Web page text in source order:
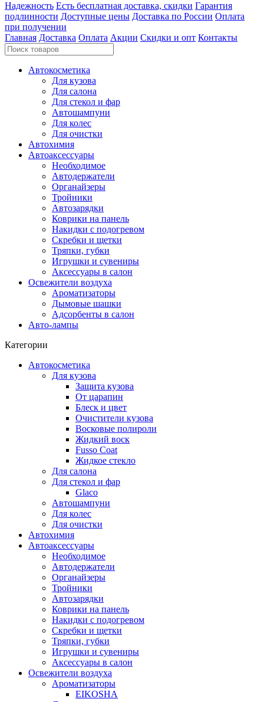
Надежность Есть бесплатная доставка, скидки Гарантия
подлинности Доступные цены Доставка по России Оплата
при получении
Главная Доставка Оплата Акции Скидки и опт Контакты
Автокосметика
Для кузова
Для салона
Для стекол и фар
Автошампуни
Для колес
Для очистки
Автохимия
Автоаксессуары
Необходимое
Автодержатели
Органайзеры
Тройники
Автозарядки
Коврики на панель
Накидки с подогревом
Скребки и щетки
Тряпки, губки
Игрушки и сувениры
Аксессуары в салон
Освежители воздуха
Ароматизаторы
Дымовые шашки
Адсорбенты в салон
Авто-лампы
Категории
Автокосметика
Для кузова
Защита кузова
От царапин
Блеск и цвет
Очистители кузова
Восковые полироли
Жидкий воск
Fusso Coat
Жидкое стекло
Для салона
Для стекол и фар
Glaco
Автошампуни
Для колес
Для очистки
Автохимия
Автоаксессуары
Необходимое
Автодержатели
Органайзеры
Тройники
Автозарядки
Коврики на панель
Накидки с подогревом
Скребки и щетки
Тряпки, губки
Игрушки и сувениры
Аксессуары в салон
Освежители воздуха
Ароматизаторы
EIKOSHA